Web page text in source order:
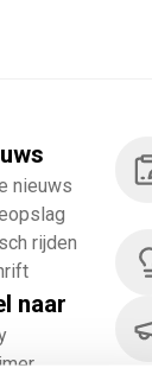
nieuws
rijden
naar